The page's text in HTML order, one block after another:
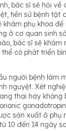
bác sĩ sẽ hỏi về
tiền sử bệnh tật
khám phụ khoa
ở cơ quan sinh
bác sĩ sẽ khám
có phát triển
người bệnh làm
nguyệt. Xét
thai hay không
sản xuất ở phụ
10 đến 14 ngày